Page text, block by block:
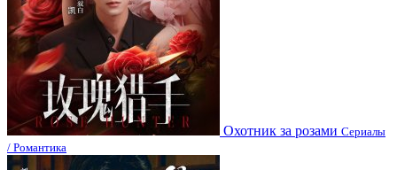
Охотник за розами Сериалы
/ Романтика